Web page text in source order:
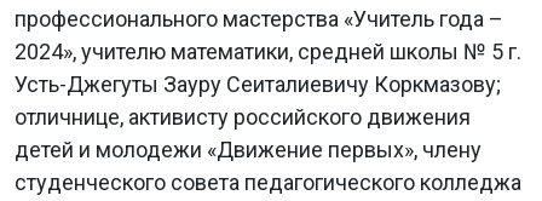
профессионального мастерства «Учитель года –
2024», учителю математики, средней школы № 5 г.
Усть-Джегуты Зауру Сеиталиевичу Коркмазову;
отличнице, активисту российского движения
детей и молодежи «Движение первых», члену
студенческого совета педагогического колледжа